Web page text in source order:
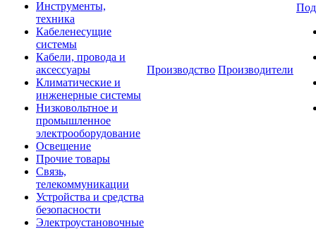
Инструменты,
техника
Кабеленесущие
системы
Кабели, провода и
аксессуары
Климатические и
инженерные системы
Низковольтное и
промышленное
электрооборудование
Освещение
Прочие товары
Связь,
телекоммуникации
Устройства и средства
безопасности
Электроустановочные
Производство Производители